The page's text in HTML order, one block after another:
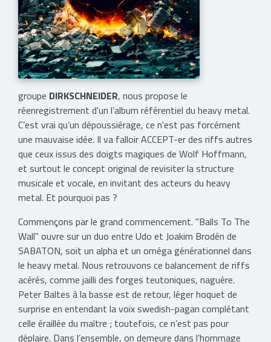
groupe DIRKSCHNEIDER, nous propose le
réenregistrement d'un l’album référentiel du heavy metal.
C’est vrai qu’un dépoussiérage, ce n'est pas forcément
une mauvaise idée. Il va falloir ACCEPT-er des riffs autres
que ceux issus des doigts magiques de Wolf Hoffmann,
et surtout le concept original de revisiter la structure
musicale et vocale, en invitant des acteurs du heavy
metal. Et pourquoi pas ?
Commençons par le grand commencement. "Balls To The
Wall" ouvre sur un duo entre Udo et Joakim Brodén de
SABATON, soit un alpha et un oméga générationnel dans
le heavy metal. Nous retrouvons ce balancement de riffs
acérés, comme jailli des forges teutoniques, naguère.
Peter Baltes à la basse est de retour, léger hoquet de
surprise en entendant la voix swedish-pagan complétant
celle éraillée du maître ; toutefois, ce n’est pas pour
déplaire. Dans l’ensemble, on demeure dans l’hommage